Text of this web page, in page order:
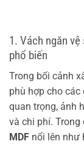
1. Vách ngăn
phổ biến
Trong bối cảnh
phù hợp cho
quan trọng, ảnh
và chi phí. Trong
MDF nổi lên như